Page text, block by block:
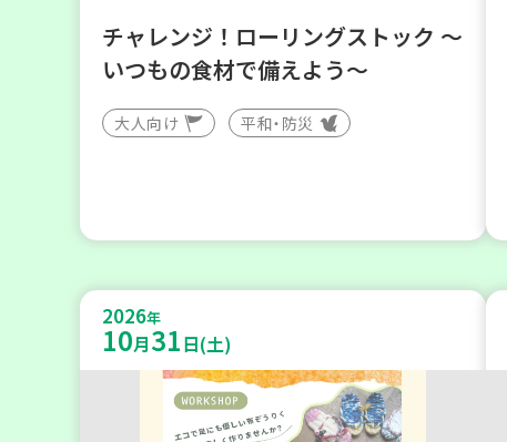
チャレンジ！ローリングストック ～
いつもの食材で備えよう～
大人向け 平和・防災
2026年
10月31日(土)